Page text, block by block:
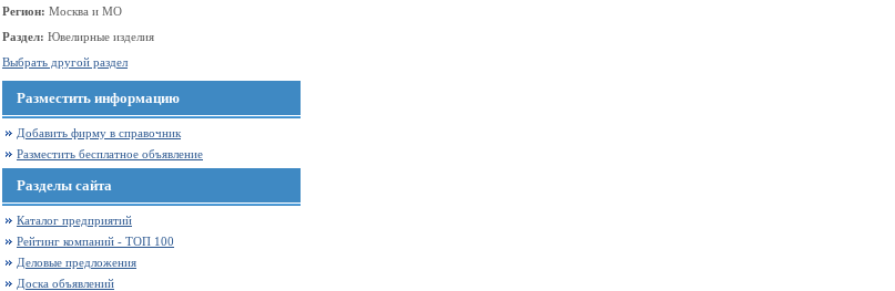
Регион: Москва и МО
Раздел: Ювелирные изделия
Выбрать другой раздел
Разместить информацию
Добавить фирму в справочник
Разместить бесплатное объявление
Разделы сайта
Каталог предприятий
Рейтинг компаний - ТОП 100
Деловые предложения
Доска объявлений